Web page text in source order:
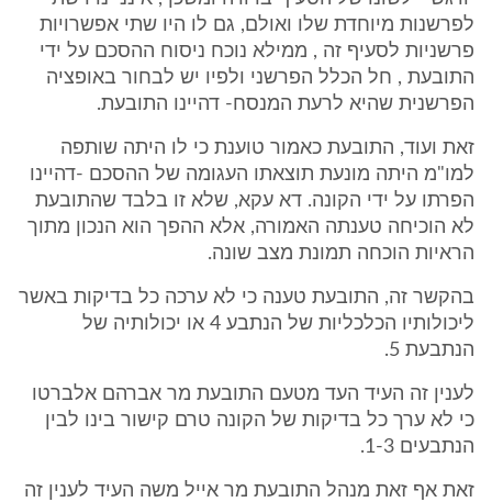
לפרשנות מיוחדת שלו ואולם, גם לו היו שתי אפשרויות
פרשניות לסעיף זה , ממילא נוכח ניסוח ההסכם על ידי
התובעת , חל הכלל הפרשני ולפיו יש לבחור באופציה
הפרשנית שהיא לרעת המנסח- דהיינו התובעת.
זאת ועוד, התובעת כאמור טוענת כי לו היתה שותפה
למו"מ היתה מונעת תוצאתו העגומה של ההסכם -דהיינו
הפרתו על ידי הקונה. דא עקא, שלא זו בלבד שהתובעת
לא הוכיחה טענתה האמורה, אלא ההפך הוא הנכון מתוך
הראיות הוכחה תמונת מצב שונה.
בהקשר זה, התובעת טענה כי לא ערכה כל בדיקות באשר
ליכולותיו הכלכליות של הנתבע 4 או יכולותיה של
הנתבעת 5.
לענין זה העיד העד מטעם התובעת מר אברהם אלברטו
כי לא ערך כל בדיקות של הקונה טרם קישור בינו לבין
הנתבעים 1-3.
זאת אף זאת מנהל התובעת מר אייל משה העיד לענין זה